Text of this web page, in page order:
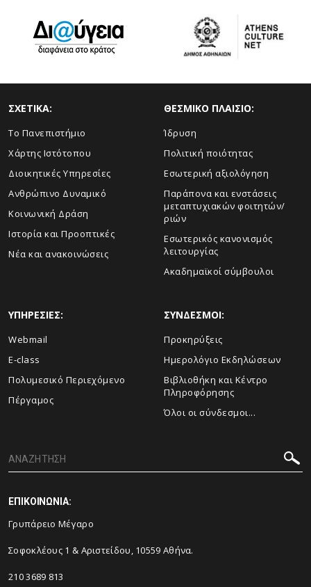
ΣΧΕΤΙΚΑ:
Το Πανεπιστήμιο
Χάρτης Ιστότοπου
Διοικητικές Υπηρεσίες
Ανθρώπινο Δυναμικό
Κοινωνική Δράση
Ιστορία και Προοπτικές
Νέα και ανακοινώσεις
ΘΕΣΜΙΚΟ ΠΛΑΙΣΙΟ:
Ίδρυση
Πολιτική ποιότητας
Εσωτερική αξιολόγηση
Παράπονα και ενστάσεις
μεταπτυχιακών φοιτητών/
ριών
Εσωτερικός κανονισμός
λειτουργίας
Ακαδημαϊκοί σύμβουλοι
ΥΠΗΡΕΣΙΕΣ:
Webmail
E-class
Πολυμεσικό Περιεχόμενο
Πέργαμος
ΣΥΝΔΕΣΜΟΙ:
Προκηρύξεις
Ημερολόγιο Εκδηλώσεων
Βιβλιοθήκη και Κέντρο
Πληροφόρησης
Όλοι οι σύνδεσμοι...
ΕΠΙΚΟΙΝΩΝΙΑ:
Γρυπάρειο Μέγαρο
Σοφοκλέους 1 & Αριστείδου, 10559 Αθήνα.
210 3689 813